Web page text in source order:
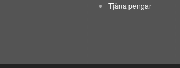
Tjäna pengar